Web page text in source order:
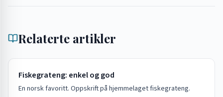
Relaterte artikler
Fiskegrateng: enkel og god
En norsk favoritt. Oppskrift på hjemmelaget fiskegrateng.